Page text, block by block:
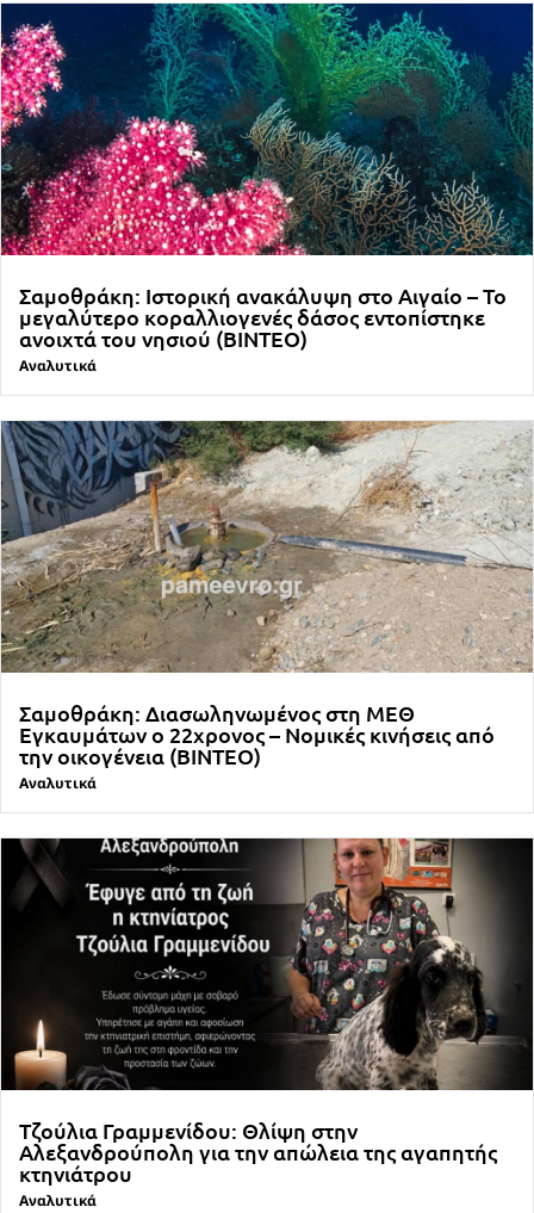
Σαμοθράκη: Ιστορική ανακάλυψη στο Αιγαίο – Το
μεγαλύτερο κοραλλιογενές δάσος εντοπίστηκε
ανοιχτά του νησιού (ΒΙΝΤΕΟ)
Αναλυτικά
Σαμοθράκη: Διασωληνωμένος στη ΜΕΘ
Εγκαυμάτων ο 22χρονος – Νομικές κινήσεις από
την οικογένεια (ΒΙΝΤΕΟ)
Αναλυτικά
Τζούλια Γραμμενίδου: Θλίψη στην
Αλεξανδρούπολη για την απώλεια της αγαπητής
κτηνιάτρου
Αναλυτικά